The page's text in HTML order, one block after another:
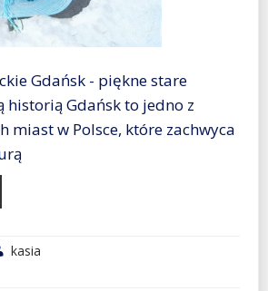
Gdańsk - piękne stare
historią Gdańsk to jedno z
miast w Polsce, które zachwyca
kasia